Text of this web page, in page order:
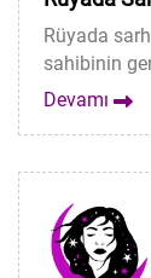
Rüyada
sahibinin
Devamı